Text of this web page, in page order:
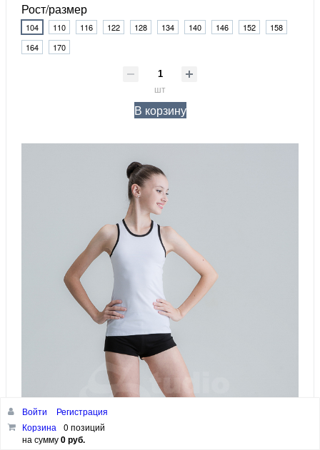
Рост/размер
104 110 116 122 128 134 140 146 152
158
164
170
шт
В корзину
Войти
Регистрация
Корзина
0 позиций
на сумму0 руб.